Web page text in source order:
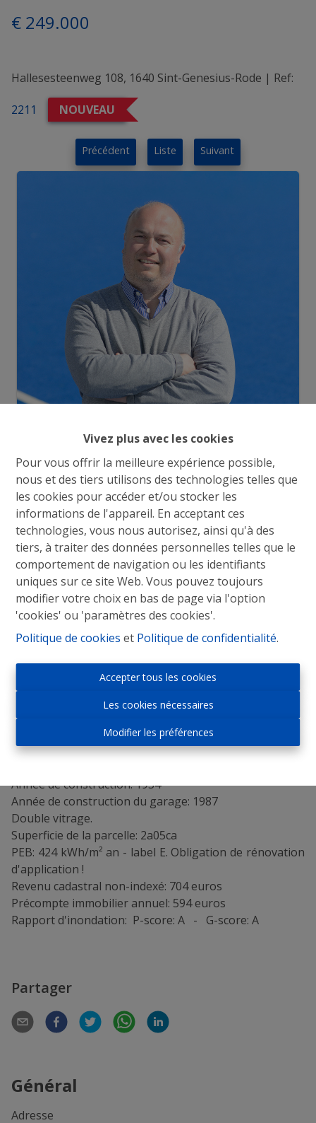
Vivez plus avec les cookies
Pour vous offrir la meilleure expérience possible,
nous et des tiers utilisons des technologies telles que
les cookies pour accéder et/ou stocker les
informations de l'appareil. En acceptant ces
technologies, vous nous autorisez, ainsi qu'à des
tiers, à traiter des données personnelles telles que le
comportement de navigation ou les identifiants
uniques sur ce site Web. Vous pouvez toujours
modifier votre choix en bas de page via l'option
'cookies' ou 'paramètres des cookies'.
Politique de cookies et Politique de confidentialité.
Accepter tous les cookies
Les cookies nécessaires
Modifier les préférences
€ 249.000
Hallesesteenweg 108, 1640 Sint-Genesius-Rode | Ref:
2211 NOUVEAU
Précédent Liste Suivant
Maison 2-façades à rénover avec garage à l’arrière
Une maison 2-façades à rénover avec 2 chambres et un
grenier aménageable (accessible avec un escalier fix).
A l’arrière de la maison se trouve une terrasse, un petit
jardin de ville et un garage spacieux (accessible par la
rue nommée Beemd).
La maison dispose d’une superficie habitable de 125m²,
y compris le grenier aménageable.
Composition de la maison : hall d’entrée,
bureau/débarras, living avec cuisine américaine, salle
de douche avec toilette.
Au premier étage : 2 chambres.
Au dernier étage sous toit : un grenier aménageable.
Une cave en-dessous de la première partie de la
Année de construction: 1934
Année de construction du garage: 1987
Double vitrage.
Superficie de la parcelle: 2a05ca
PEB: 424 kWh/m² an - label E. Obligation de rénovation
d'application !
Revenu cadastral non-indexé: 704 euros
Précompte immobilier annuel: 594 euros
Rapport d'inondation: P-score: A - G-score: A
Partager
Général
Adresse